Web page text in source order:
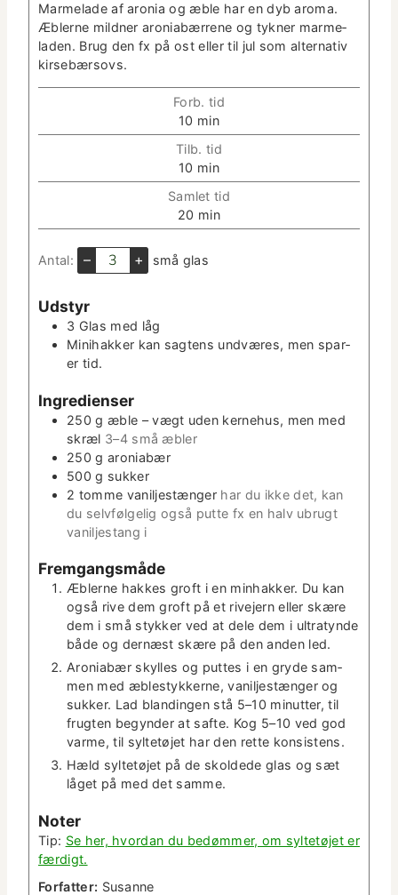
Marme­lade af aro­nia og æble har en dyb aro­ma.
Æblerne mild­ner aro­ni­abær­rene og tykn­er marme­
laden. Brug den fx på ost eller til jul som alter­na­tiv
kirsebærsovs.
Forb. tid
10 m
i
n
u
t
­
e
min
Tilb. tid
10 m
i
n
­
t
min
Sam­let tid
20 m
i
­
t
min
Antal: – + små glas
Udstyr
3 Glas med låg
Mini­hakker kan sagtens und­væres, men spar­
er tid.
Ingre­di­enser
250 g æble – vægt uden kerne­hus, men med
skræl 3–4 små æbler
250 g aro­ni­abær
500 g sukker
2 tomme vanil­jestænger har du ikke det, kan
du selvføl­gelig også putte fx en halv ubrugt
vanil­jes­tang i
Frem­gangsmåde
Æblerne hakkes groft i en min­hakker. Du kan
også rive dem groft på et rive­jern eller skære
dem i små stykker ved at dele dem i ultra­tyn­de
både og dernæst skære på den anden led.
Aro­ni­abær skylles og puttes i en gryde sam­
men med æblestykkerne, vanil­jestænger og
sukker. Lad blandin­gen stå 5–10 min­ut­ter, til
frugten beg­y­n­der at safte. Kog 5–10 ved god
varme, til syl­tetø­jet har den rette konsistens.
Hæld syl­tetø­jet på de skold­ede glas og sæt
låget på med det samme.
Not­er
Tip: Se her, hvor­dan du bedøm­mer, om syl­tetø­jet er
færdigt.
For­fat­ter: Susanne